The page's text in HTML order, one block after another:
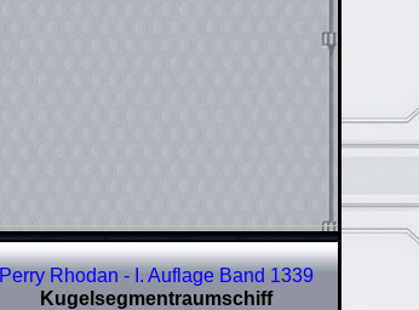
Perry Rhodan - I. Auflage Band 1339
Kugelsegmentraumschiff